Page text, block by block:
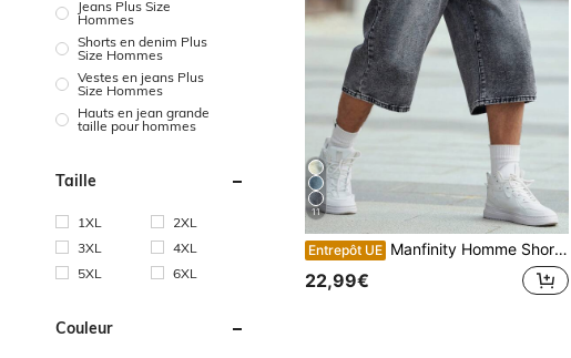
Jeans Plus Size
Hommes
Shorts en denim Plus
Size Hommes
Vestes en jeans Plus
Size Hommes
Hauts en jean grande
taille pour hommes
Taille
1XL
2XL
3XL
4XL
5XL
6XL
Couleur
11
Entrepôt UE Manfinity Homme Shorts en jean délavé avec poches obliques pour hommes grande taille, été
22,99€